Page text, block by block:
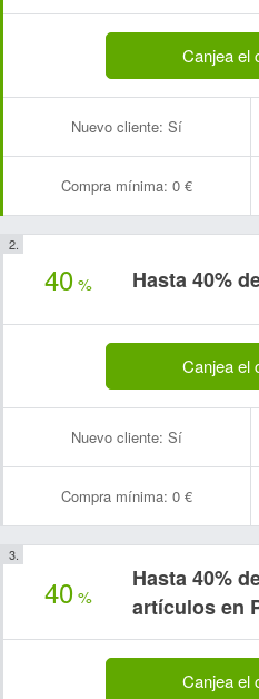
Canjea el
Nuevo cliente: Sí
Compra mínima: 0 €
40 % Hasta 40%
Canjea el
Nuevo cliente: Sí
Compra mínima: 0 €
40 %
Hasta 40%
artículos en
Canjea el